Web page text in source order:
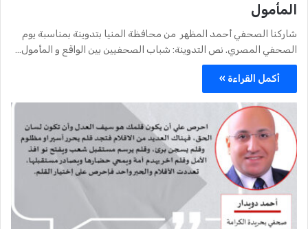
المأمول
شاركنا الصحفي أحمد المظهر من محافظة المنيا بتدوينة بمناسبة يوم
الصحفي المصري. نص التدوينة: شباب الصحفيين بين الواقع و المأمول…
أكمل القراءة »